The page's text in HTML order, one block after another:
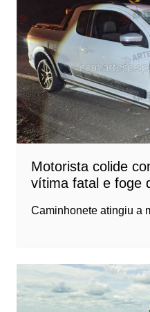
Motorista colide
vítima fatal e foge
Caminhonete atingiu a